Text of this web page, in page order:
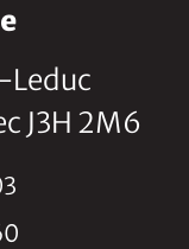
Leduc
J3H 2M6